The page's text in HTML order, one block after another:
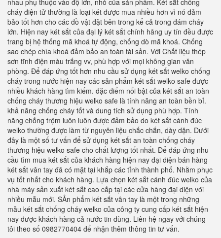
nhau phụ thuộc vào độ lớn, nhỏ của sản phẩm. Két sắt chống
cháy điện tử thường là loại két được mua nhiều hơn vì nó đảm
bảo tốt hơn cho các đồ vật đặt bên trong kể cả trong đám cháy
lớn. Hiện nay két sắt của đại lý két sắt chính hãng uy tín đều được
trang bị hệ thống mã khoá tự động, chống dò mã khoá. Chống
sao chép chìa khoá đảm bảo an toàn tài sản. Với Chất liệu thép
sơn tĩnh điện màu trắng vv, phù hợp với mọi không gian văn
phòng. Để đáp ứng tốt hơn nhu cầu sử dụng két sắt welko chống
cháy trong nước hiện nay các sản phẩm két sắt welko safe được
nhiều khách hàng tìm kiếm. đặc điểm nổi bật của két sắt an toàn
chống cháy thương hiệu welko safe là tính năng an toàn bền bỉ.
khả năng chống cháy tốt và dung tích sử dụng phù hợp. Tính
năng chống trộm luôn luôn được đảm bảo do két sắt cánh đúc
welko thường được làm từ nguyên liệu chắc chắn, dày dặn. Dưới
đây là một số tư vấn để sử dụng két sắt an toàn chống cháy
thương hiệu welko safe cho chất lượng tốt nhất. Để đáp ứng nhu
cầu tìm mua két sắt của khách hàng hiện nay đại diện bán hàng
két sắt vân tay đã có mặt tại khắp các tỉnh thành phố. Nhằm phục
vụ tốt nhất cho khách hàng. Lựa chọn két sắt cánh đúc welko của
nhà máy sản xuất két sắt cao cấp tại các cửa hàng đại diện với
nhiều mẫu mới. SẢn phẩm két sắt vân tay là một trong những
mẫu két sắt chống cháy welko của công ty cung cấp két sắt hiện
nay được khách hàng cả nước tin dùng. Liên hệ ngay với chúng
tôi theo số 0982770404 để nhận thêm thông tin tư vấn.